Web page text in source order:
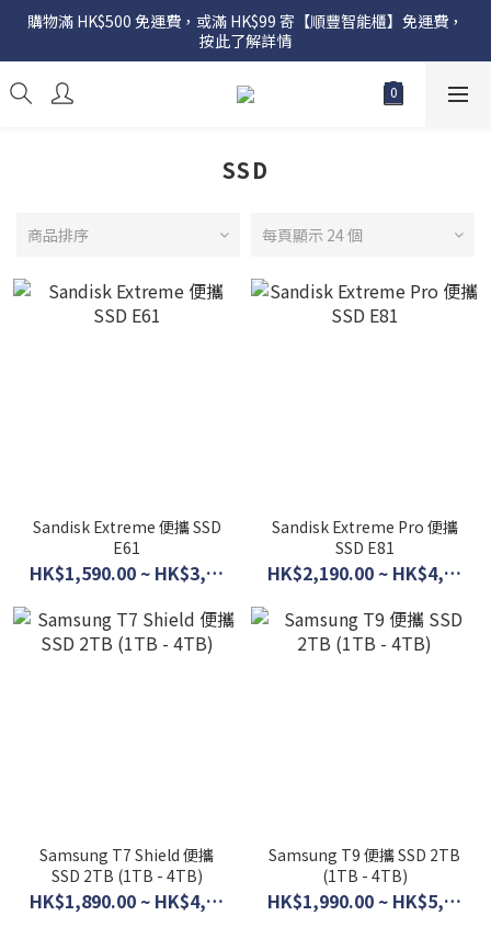
購物滿 HK$500 免運費，或滿 HK$99 寄【順豐智能櫃】免運費，
按此了解詳情
SSD
商品排序 每頁顯示 24 個
Sandisk Extreme 便攜 SSD
E61
HK$1,590.00 ~ HK$3,790.00
Sandisk Extreme Pro 便攜
SSD E81
HK$2,190.00 ~ HK$4,490.00
Samsung T7 Shield 便攜
SSD 2TB (1TB - 4TB)
HK$1,890.00 ~ HK$4,590.00
Samsung T9 便攜 SSD 2TB
(1TB - 4TB)
HK$1,990.00 ~ HK$5,500.00